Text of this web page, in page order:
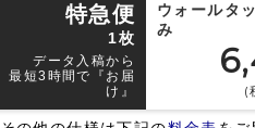
特急便
1枚
データ入稿から
最短3時間で『お届
け』
ウォールタ
み
(